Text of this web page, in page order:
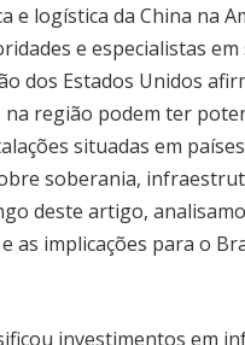
e logística da China na
e especialistas
dos Estados Unidos
região podem ter
situadas em
soberania,
deste artigo,
as implicações para o
investimentos em